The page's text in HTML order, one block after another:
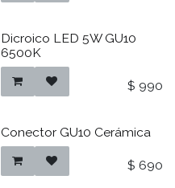
Dicroico LED 5W GU10
6500K
$ 990
Conector GU10 Cerámica
$ 690